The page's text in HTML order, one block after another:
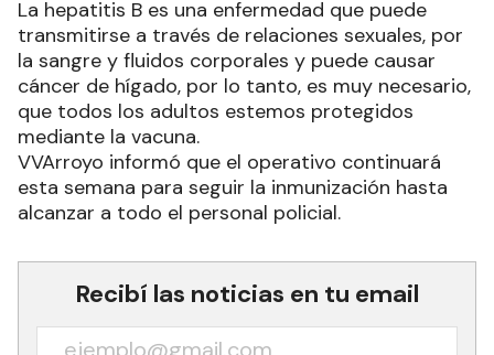
La hepatitis B es una enfermedad que puede
transmitirse a través de relaciones sexuales, por
la sangre y fluidos corporales y puede causar
cáncer de hígado, por lo tanto, es muy necesario,
que todos los adultos estemos protegidos
mediante la vacuna.
VVArroyo informó que el operativo continuará
esta semana para seguir la inmunización hasta
alcanzar a todo el personal policial.
Recibí las noticias en tu email